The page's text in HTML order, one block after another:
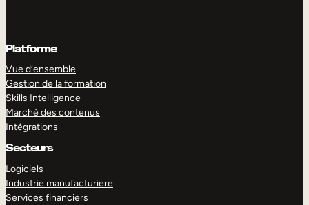
Platforme
Vue d’ensemble
Gestion de la formation
Skills Intelligence
Marché des contenus
Intégrations
Secteurs
Logiciels
Industrie manufacturiere
Services financiers